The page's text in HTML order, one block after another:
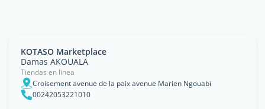
KOTASO Marketplace
Damas AKOUALA
Tiendas en linea
Croisement avenue de la paix avenue Marien Ngouabi
00242053221010